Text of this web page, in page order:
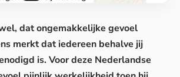
dat ongemakkelijke gevoel
merkt dat iedereen behalve jij
is. Voor deze Nederlandse